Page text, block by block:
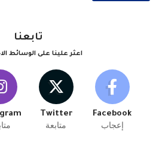
تابعنا
اعثر علينا على الوسائط
Facebook
إعجاب
Twitter
متابعة